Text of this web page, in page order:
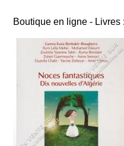
Boutique en ligne - Livres